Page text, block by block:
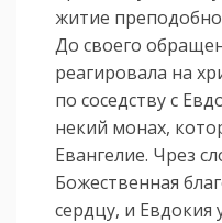
житие
До своего
реагировала на
по соседству с
некий монах,
Евангелие. Чрез
Божественная
сердцу, и Евдокия